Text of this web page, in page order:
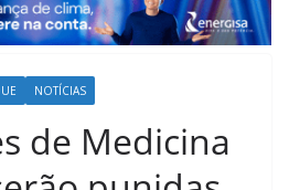
NOTÍCIAS
de Medicina